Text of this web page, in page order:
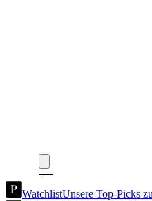
WatchlistUnsere Top-Picks